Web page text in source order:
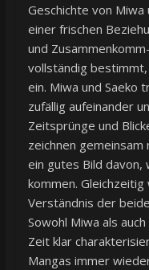
Geschichte von Miwa
einer frischen
und
vollständig
ein. Miwa und Saeko
zufällig aufeinander
Zeitsprünge und
zeichnen
ein gutes Bild davon,
kommen.
Verständnis der
Sowohl Miwa als
Zeit klar
Mangas immer